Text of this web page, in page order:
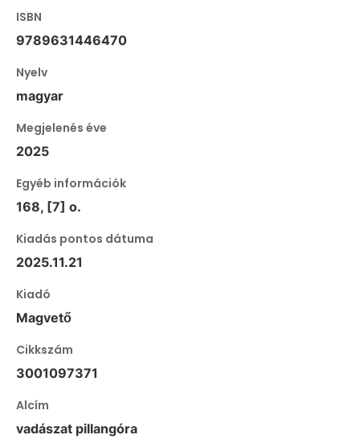
ISBN
9789631446470
Nyelv
magyar
Megjelenés éve
2025
Egyéb információk
168, [7] o.
Kiadás pontos dátuma
2025.11.21
Kiadó
Magvető
Cikkszám
3001097371
Alcím
vadászat pillangóra